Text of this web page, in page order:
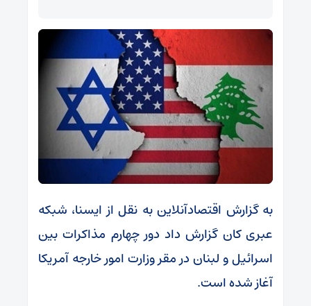
به گزارش اقتصادآنلاین به نقل از ایسنا، شبکه
عبری کان گزارش داد دور چهارم مذاکرات بین
اسرائیل و لبنان در مقر وزارت امور خارجه آمریکا
آغاز شده است.